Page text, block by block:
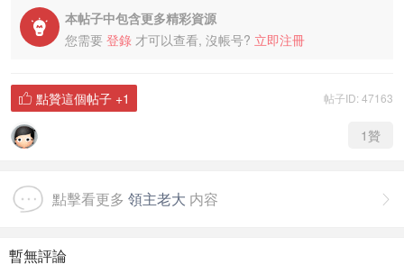

本帖子中包含更多精彩資源
您需要 登錄 才可以查看, 沒帳号? 立即注冊
帖子ID: 47163
 點贊這個帖子 +1
1贊

點擊看更多 領主老大 内容
暫無評論